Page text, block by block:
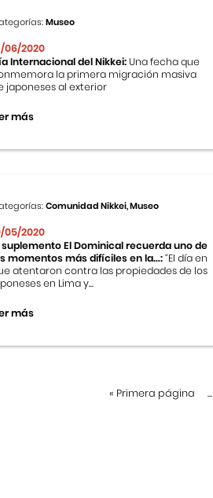
Museo
06/2020
Internacional del Nikkei:Una fecha que
la primera migración masiva
japoneses al exterior
más
Comunidad Nikkei, Museo
05/2020
suplemento El Dominical recuerda uno de
momentos más difíciles en la...:“El día en
atentaron contra las propiedades de los
en Lima y...
más
« Primera página ...